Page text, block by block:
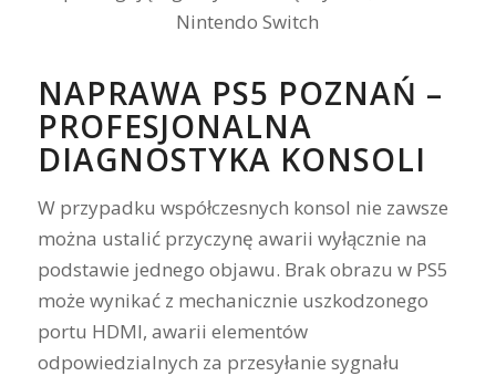
NAPRAWA PS5 POZNAŃ –
PROFESJONALNA
DIAGNOSTYKA KONSOLI
W przypadku współczesnych konsol nie zawsze
można ustalić przyczynę awarii wyłącznie na
podstawie jednego objawu. Brak obrazu w PS5
może wynikać z mechanicznie uszkodzonego
portu HDMI, awarii elementów
odpowiedzialnych za przesyłanie sygnału